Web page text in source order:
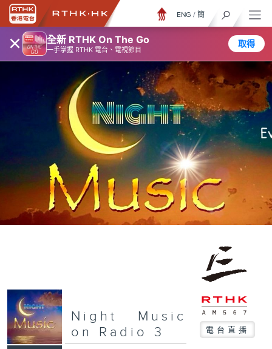
× 全新 RTHK On The Go
一手掌握 RTHK 電台、電視節目
取得
ENG / 簡
Night Music
on Radio 3
電台直播